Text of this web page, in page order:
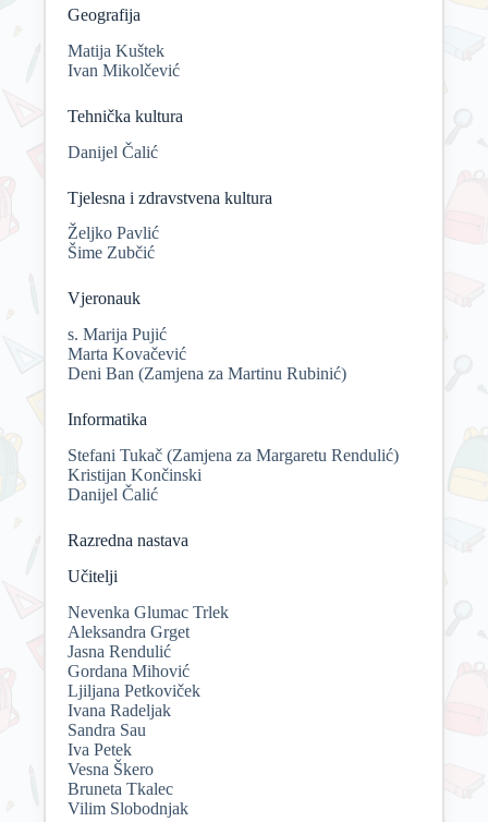
Geografija
Matija Kuštek
Ivan Mikolčević
Tehnička kultura
Danijel Čalić
Tjelesna i zdravstvena kultura
Željko Pavlić
Šime Zubčić
Vjeronauk
s. Marija Pujić
Marta Kovačević
Deni Ban (Zamjena za Martinu Rubinić)
Informatika
Stefani Tukač (Zamjena za Margaretu Rendulić)
Kristijan Končinski
Danijel Čalić
Razredna nastava
Učitelji
Nevenka Glumac Trlek
Aleksandra Grget
Jasna Rendulić
Gordana Mihović
Ljiljana Petkoviček
Ivana Radeljak
Sandra Sau
Iva Petek
Vesna Škero
Bruneta Tkalec
Vilim Slobodnjak